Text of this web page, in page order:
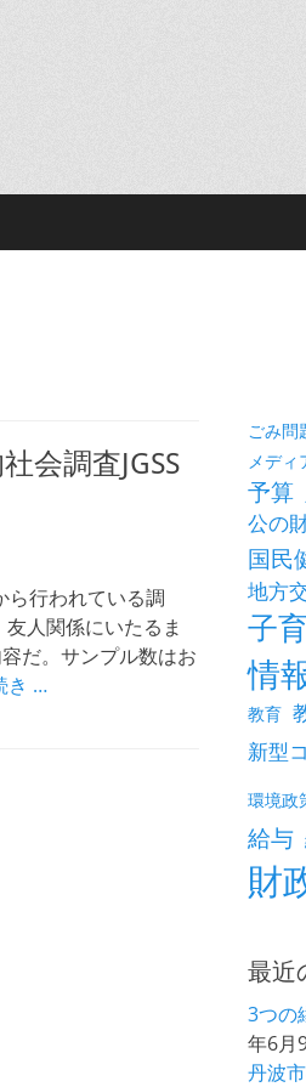
会調査JGSS
ら行われている調
人関係にいたるま
だ。サンプル数はお
き …
ごみ問
メディ
予算
公の
国民
地方
子
情
教育
新型
環境政
給与
財
最近
3つの
年6月
丹波